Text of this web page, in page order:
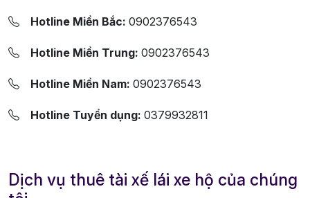
Hotline Miền Bắc: 0902376543
Hotline Miền Trung: 0902376543
Hotline Miền Nam: 0902376543
Hotline Tuyển dụng: 0379932811
Dịch vụ thuê tài xế lái xe hộ của chúng